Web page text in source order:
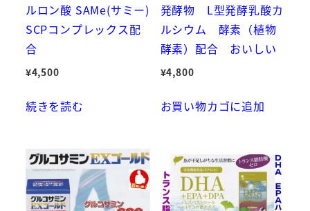
ルロン酸 SAMe(サミー)
SCPコンプレックス配
合
¥4,500
続きを読む
発酵物 L型発酵乳酸カ
ルシウム 酵素（植物
酵素）配合 おいしい
¥4,800
お買い物カゴに追加